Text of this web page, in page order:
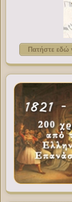
Πατήστε εδώ